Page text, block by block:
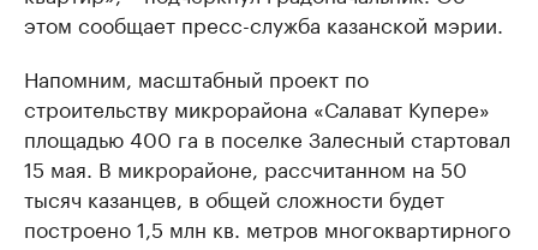
этом сообщает пресс-служба казанской мэрии.
Напомним, масштабный проект по
строительству микрорайона «Салават Купере»
площадью 400 га в поселке Залесный стартовал
15 мая. В микрорайоне, рассчитанном на 50
тысяч казанцев, в общей сложности будет
построено 1,5 млн кв. метров многоквартирного